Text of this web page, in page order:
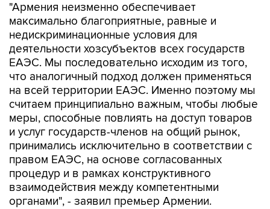
"Армения неизменно обеспечивает
максимально благоприятные, равные и
недискриминационные условия для
деятельности хозсубъектов всех государств
ЕАЭС. Мы последовательно исходим из того,
что аналогичный подход должен применяться
на всей территории ЕАЭС. Именно поэтому мы
считаем принципиально важным, чтобы любые
меры, способные повлиять на доступ товаров
и услуг государств-членов на общий рынок,
принимались исключительно в соответствии с
правом ЕАЭС, на основе согласованных
процедур и в рамках конструктивного
взаимодействия между компетентными
органами", - заявил премьер Армении.